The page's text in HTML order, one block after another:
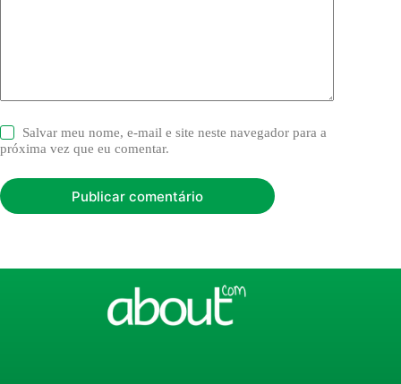
Salvar meu nome, e-mail e site neste navegador para a
próxima vez que eu comentar.
Publicar comentário